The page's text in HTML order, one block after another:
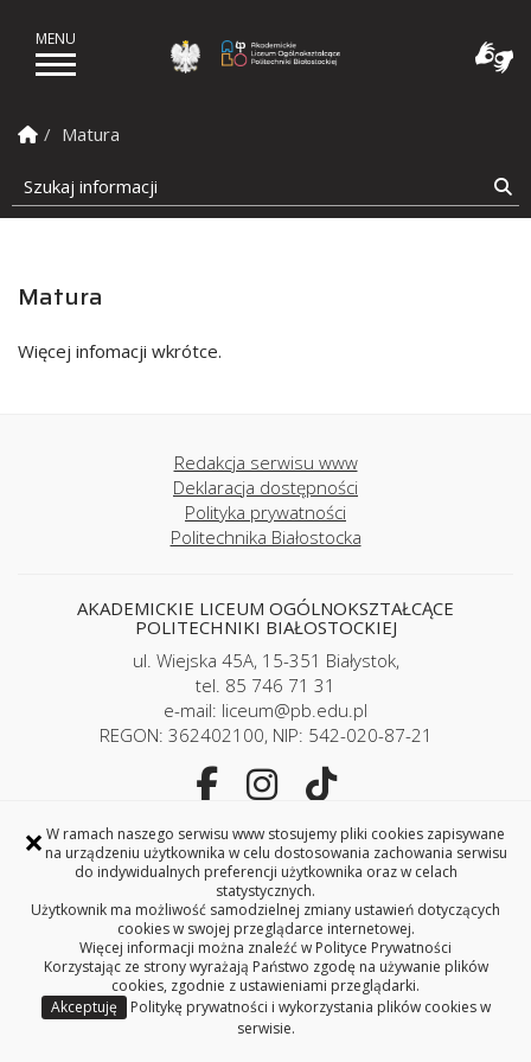
× W ramach naszego serwisu www stosujemy pliki cookies zapisywane
na urządzeniu użytkownika w celu dostosowania zachowania serwisu
do indywidualnych preferencji użytkownika oraz w celach
statystycznych.
Użytkownik ma możliwość samodzielnej zmiany ustawień dotyczących
cookies w swojej przeglądarce internetowej.
Więcej informacji można znaleźć w Polityce Prywatności
Korzystając ze strony wyrażają Państwo zgodę na używanie plików
cookies, zgodnie z ustawieniami przeglądarki.
Akceptuję
Politykę prywatności i wykorzystania plików cookies w
serwisie.
Strona Główna
Matura
Szukaj informacji
Matura
Więcej infomacji wkrótce.
Redakcja serwisu www
Deklaracja dostępności
Polityka prywatności
Politechnika Białostocka
AKADEMICKIE LICEUM OGÓLNOKSZTAŁCĄCE
POLITECHNIKI BIAŁOSTOCKIEJ
ul. Wiejska 45A, 15-351 Białystok,
tel. 85 746 71 31
e-mail: liceum@pb.edu.pl
REGON: 362402100, NIP: 542-020-87-21
Copyright © 2026 Politechnika Białostocka